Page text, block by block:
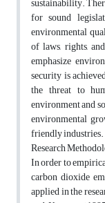
for sound
environmental
of laws, rights,
emphasize
security is
the threat to
environment and
environmental
friendly industries.
Research
In order to
carbon dioxide
applied in the